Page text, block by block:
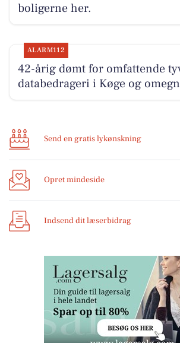
boligerne her.
ALARM112
42-årig dømt for omfattende
databedrageri i Køge og omegn
Send en gratis lykønskning
Opret mindeside
Indsend dit læserbidrag